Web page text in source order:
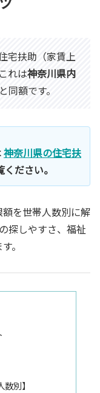
宅扶助（家賃上
れは神奈川県内
同額です。
神奈川県の住宅扶
ください。
を世帯人数別に解
探しやすさ、福祉
。
別】